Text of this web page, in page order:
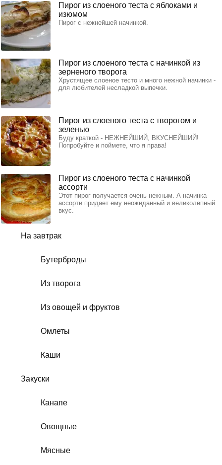
На завтрак
Бутерброды
Из творога
Из овощей и фруктов
Омлеты
Каши
Закуски
Канапе
Овощные
Мясные
Пирог из слоеного теста с яблоками и
изюмом
Пирог с нежнейшей начинкой.
Пирог из слоеного теста с начинкой из
зерненого творога
Хрустящее слоеное тесто и много нежной начинки -
для любителей несладкой выпечки.
Пирог из слоеного теста с творогом и
зеленью
Буду краткой - НЕЖНЕЙШИЙ, ВКУСНЕЙШИЙ!
Попробуйте и поймете, что я права!
Пирог из слоеного теста с начинкой
ассорти
Этот пирог получается очень нежным. А начинка-
ассорти придает ему неожиданный и великолепный
вкус.